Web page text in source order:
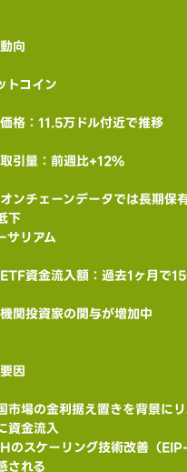
向
トコイン
価格：11.5万ドル付近で推移
取引量：前週比+12%
下
サリアム
ETF資金流入額：過去1ヶ月で
機関投資家の関与が増加中
因
市場の金利据え置きを背景に
資金流入
のスケーリング技術改善（
される